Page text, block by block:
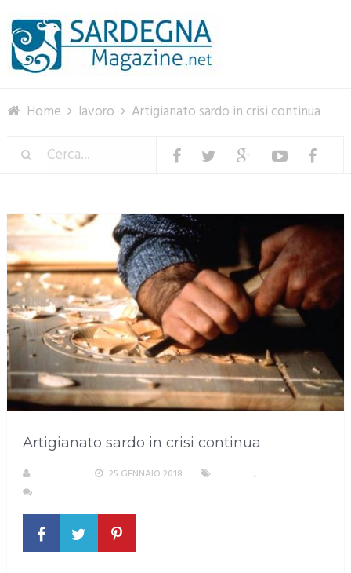
Home lavoro Artigianato sardo in crisi continua
Artigianato sardo in crisi continua
25 GENNAIO 2018 ,